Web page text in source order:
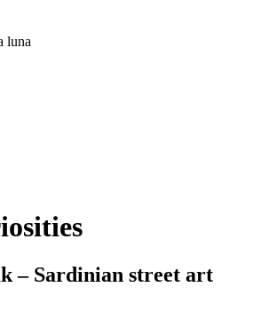
– Sardinian street art